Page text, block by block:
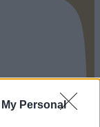
Personal